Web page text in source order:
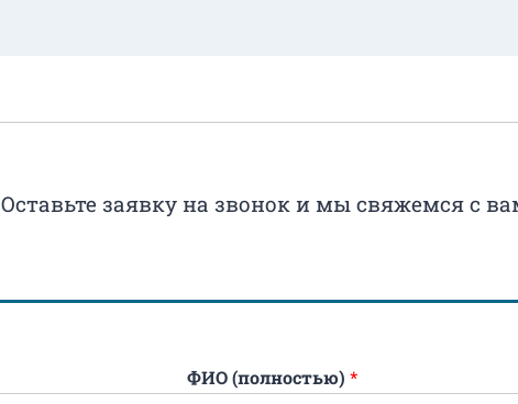
Оставьте заявку на звонок и мы свяжемся с
ФИО (полностью) *